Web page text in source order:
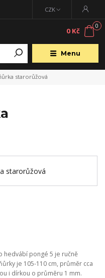
Menu
CZK
0
0 Kč
starorůžová
hedvábí pongé 5 je ručně
je 105-110 cm, průměr cca
i dírkou o průměru 1 mm.